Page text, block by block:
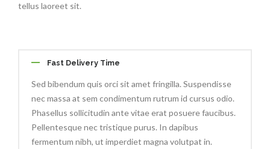
tellus laoreet sit.
Fast Delivery Time
Sed bibendum quis orci sit amet fringilla. Suspendisse
nec massa at sem condimentum rutrum id cursus odio.
Phasellus sollicitudin ante vitae erat posuere faucibus.
Pellentesque nec tristique purus. In dapibus
fermentum nibh, ut imperdiet magna volutpat in.